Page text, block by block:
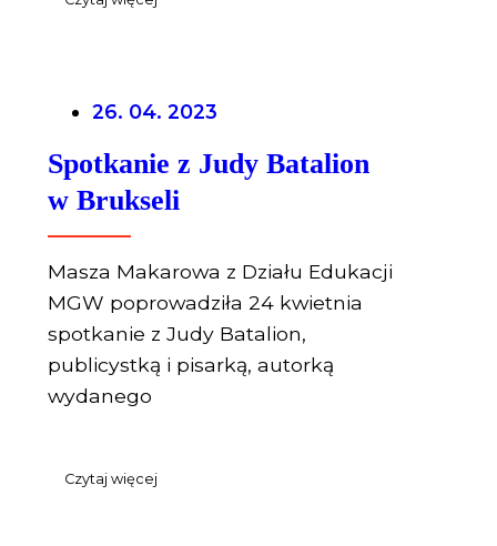
26. 04. 2023
Spotkanie z Judy Batalion
w Brukseli
Masza Makarowa z Działu Edukacji
MGW poprowadziła 24 kwietnia
spotkanie z Judy Batalion,
publicystką i pisarką, autorką
wydanego
Czytaj więcej